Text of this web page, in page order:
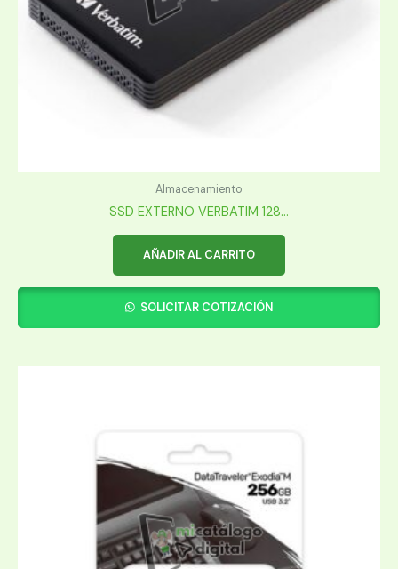
Almacenamiento
SSD EXTERNO VERBATIM 128...
AÑADIR AL CARRITO
SOLICITAR COTIZACIÓN